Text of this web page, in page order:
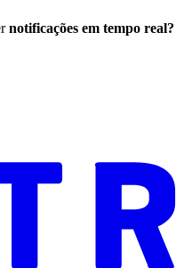
notificações em tempo real?